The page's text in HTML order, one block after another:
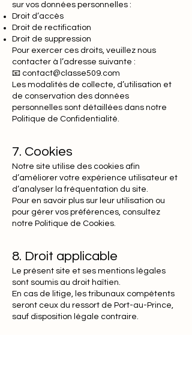
sur vos données personnelles :
Droit d’accès
Droit de rectification
Droit de suppression
Pour exercer ces droits, veuillez nous
contacter à l’adresse suivante :
📧 contact@classe509.com
Les modalités de collecte, d’utilisation et
de conservation des données
personnelles sont détaillées dans notre
Politique de Confidentialité.
7. Cookies
Notre site utilise des cookies afin
d’améliorer votre expérience utilisateur et
d’analyser la fréquentation du site.
Pour en savoir plus sur leur utilisation ou
pour gérer vos préférences, consultez
notre Politique de Cookies.
8. Droit applicable
Le présent site et ses mentions légales
sont soumis au droit haïtien.
En cas de litige, les tribunaux compétents
seront ceux du ressort de Port-au-Prince,
sauf disposition légale contraire.